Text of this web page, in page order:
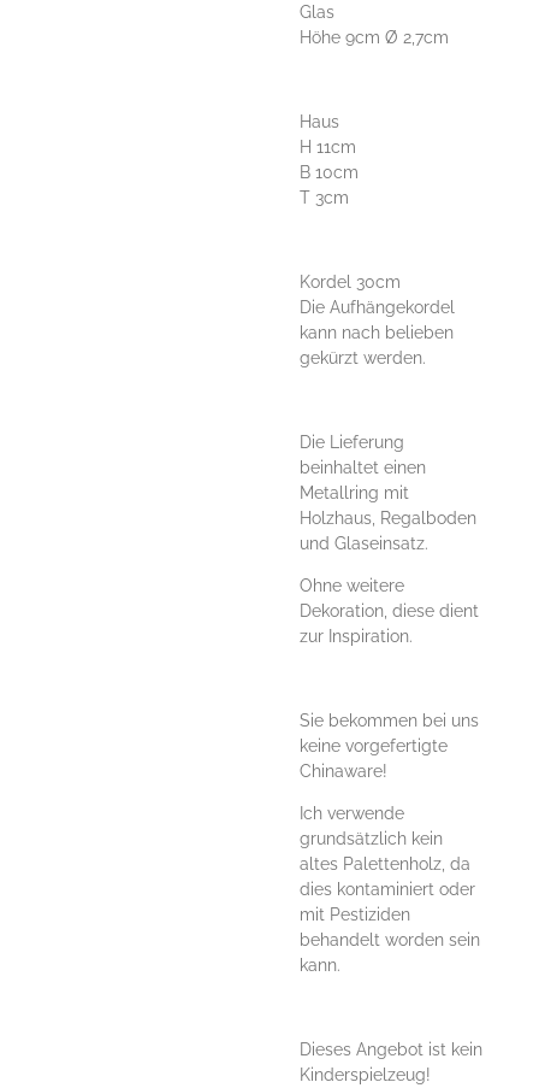
Glas
Höhe 9cm Ø 2,7cm
Haus
H 11cm
B 10cm
T 3cm
Kordel 30cm
Die Aufhängekordel
kann nach belieben
gekürzt werden.
Die Lieferung
beinhaltet einen
Metallring mit
Holzhaus, Regalboden
und Glaseinsatz.
Ohne weitere
Dekoration, diese dient
zur Inspiration.
Sie bekommen bei uns
keine vorgefertigte
Chinaware!
Ich verwende
grundsätzlich kein
altes Palettenholz, da
dies kontaminiert oder
mit Pestiziden
behandelt worden sein
kann.
Dieses Angebot ist kein
Kinderspielzeug!